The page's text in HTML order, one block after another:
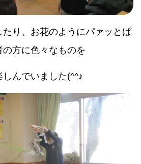
り、お花のようにパァッとば
方に色々なものを
んでいました(^^♪